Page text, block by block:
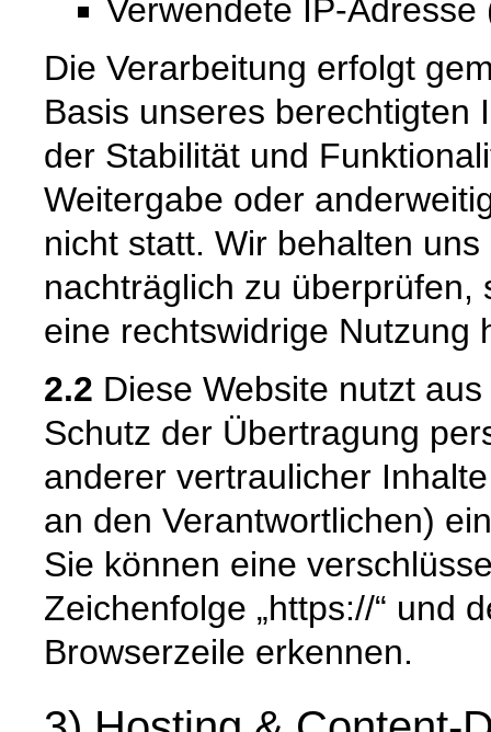
Verwendete IP-
Die Verarbeitung erfolgt
Basis unseres berechtigten
der Stabilität und
Weitergabe oder
nicht statt. Wir behalten
nachträglich zu überprüfen,
eine rechtswidrige Nutzung
2.2 Diese Website nutzt
Schutz der Übertragung
anderer vertraulicher
an den Verantwortlichen)
Sie können eine
Zeichenfolge „https://“ und
Browserzeile erkennen.